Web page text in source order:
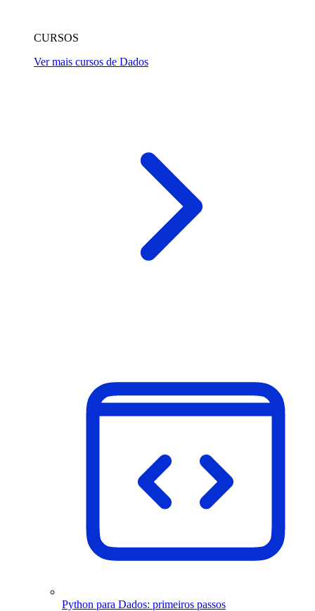
CURSOS
Ver mais cursos de Dados
Python para Dados: primeiros passos